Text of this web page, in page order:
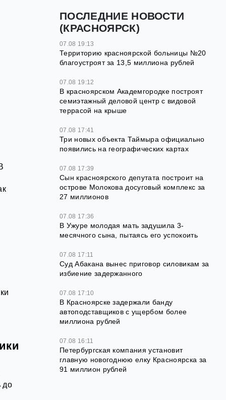
до
ПОСЛЕДНИЕ НОВОСТИ
(КРАСНОЯРСК)
07.08 19:13
Территорию красноярской больницы №20
благоустроят за 13,5 миллиона рублей
07.08 19:12
В красноярском Академгородке построят
семиэтажный деловой центр с видовой
террасой на крыше
07.08 17:41
Три новых объекта Таймыра официально
появились на географических картах
07.08 17:39
Сын красноярского депутата построит на
острове Молокова досуговый комплекс за
27 миллионов
07.08 17:36
В Ужуре молодая мать задушила 3-
месячного сына, пытаясь его успокоить
07.08 17:11
Суд Абакана вынес приговор силовикам за
избиение задержанного
07.08 17:10
В Красноярске задержали банду
автоподставщиков с ущербом более
миллиона рублей
07.08 16:11
Петербургская компания установит
главную новогоднюю елку Красноярска за
91 миллион рублей